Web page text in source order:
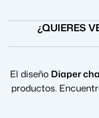
¿QUIERES
El diseño Diaper
productos.